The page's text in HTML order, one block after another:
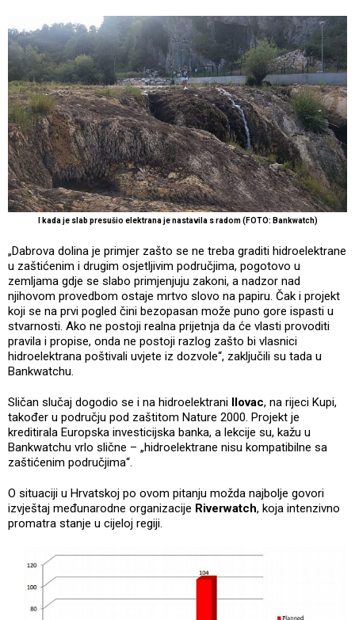
I kada je slab presušio elektrana je nastavila s radom (FOTO: Bankwatch)
„Dabrova dolina je primjer zašto se ne treba graditi hidroelektrane
u zaštićenim i drugim osjetljivim područjima, pogotovo u
zemljama gdje se slabo primjenjuju zakoni, a nadzor nad
njihovom provedbom ostaje mrtvo slovo na papiru. Čak i projekt
koji se na prvi pogled čini bezopasan može puno gore ispasti u
stvarnosti. Ako ne postoji realna prijetnja da će vlasti provoditi
pravila i propise, onda ne postoji razlog zašto bi vlasnici
hidroelektrana poštivali uvjete iz dozvole“, zaključili su tada u
Bankwatchu.
Sličan slučaj dogodio se i na hidroelektrani Ilovac, na rijeci Kupi,
također u području pod zaštitom Nature 2000. Projekt je
kreditirala Europska investicijska banka, a lekcije su, kažu u
Bankwatchu vrlo slične – „hidroelektrane nisu kompatibilne sa
zaštićenim područjima“.
O situaciji u Hrvatskoj po ovom pitanju možda najbolje govori
izvještaj međunarodne organizacije Riverwatch, koja intenzivno
promatra stanje u cijeloj regiji.